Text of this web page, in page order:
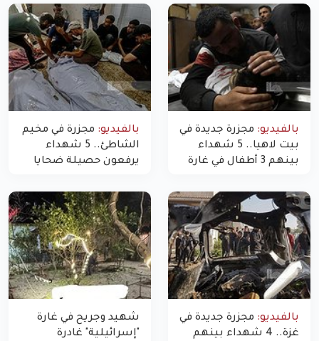
بالفيديو: مجزرة جديدة في
بيت لاهيا.. 5 شهداء
بينهم 3 أطفال في غارة
غزة
بالفيديو: مجزرة في مخيم
الشاطئ.. 5 شهداء
يرفعون حصيلة ضحايا
بالفيديو: مجزرة جديدة في
غزة.. 4 شهداء بينهم
شهيد وجريح في غارة
"إسرائيلية" غادرة